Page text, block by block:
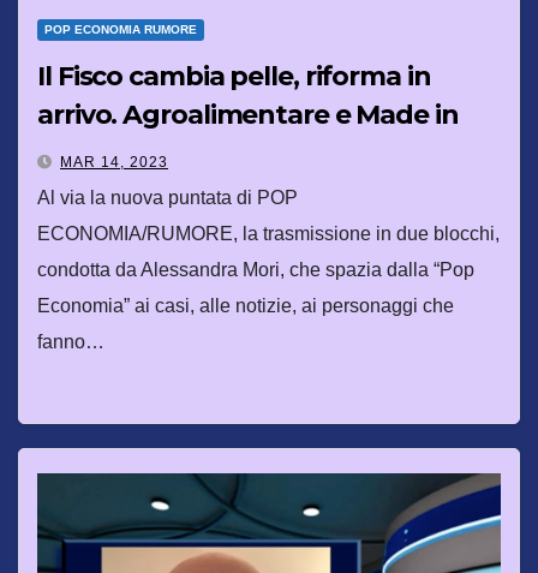
POP ECONOMIA RUMORE
Il Fisco cambia pelle, riforma in
arrivo. Agroalimentare e Made in
Italy: binomio d’oro
MAR 14, 2023
Al via la nuova puntata di POP
ECONOMIA/RUMORE, la trasmissione in due blocchi,
condotta da Alessandra Mori, che spazia dalla “Pop
Economia” ai casi, alle notizie, ai personaggi che
fanno…